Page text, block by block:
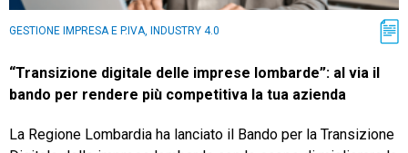
GESTIONE IMPRESA E P.IVA, INDUSTRY 4.0
“Transizione digitale delle imprese lombarde”: al via il
bando per rendere più competitiva la tua azienda
La Regione Lombardia ha lanciato il Bando per la Transizione